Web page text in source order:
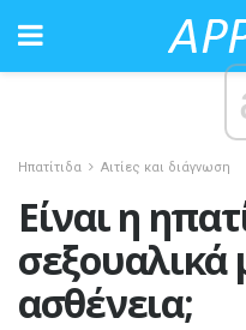
Ηπατίτιδα Αιτίες και διάγνωση
Είναι η
σεξουαλικά
ασθένεια;